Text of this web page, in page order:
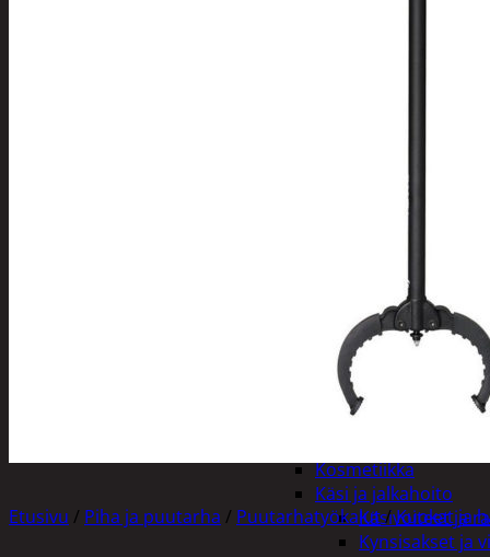
Henkilökohtainen hygienia
Deodorantit
Hiustenhoito
Hiusharjat ja
Hiuspinnit ja
Hiusvärit
Hiusten ja
Kosmetiikka
Käsi ja jalkahoito
Käsivoiteet ja
Kynsisakset ja
Etusivu / Piha ja puutarha / Puutarhatyökalut/Kuokat ja